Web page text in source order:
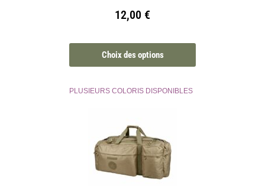
12,00 €
Choix des options
PLUSIEURS COLORIS DISPONIBLES